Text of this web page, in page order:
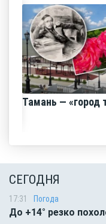
Тамань — «город
СЕГОДНЯ
17:31 Погода
До +14° резко